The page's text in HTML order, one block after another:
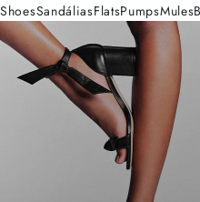
ShoesSandáliasFlatsPumpsMules